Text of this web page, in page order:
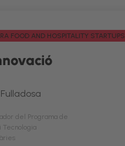
FOOD AND HOSPITALITY STARTUPS
del Programa de
Tecnologia